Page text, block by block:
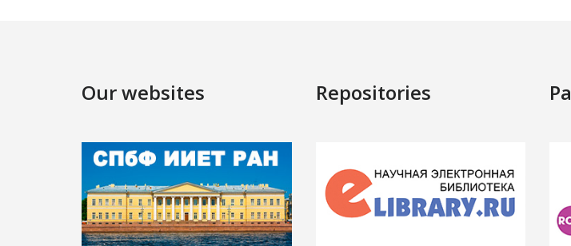
Our websites Repositories